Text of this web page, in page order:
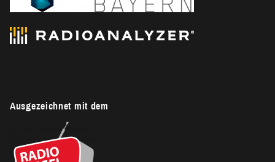
Ausgezeichnet mit dem